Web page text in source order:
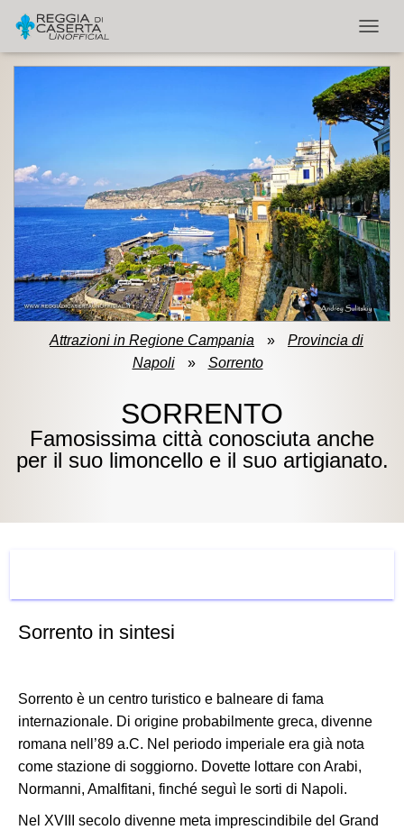
Attrazioni in Regione Campania »
Provincia di
Napoli
» Sorrento
SORRENTO
Famosissima città conosciuta anche
per il suo limoncello e il suo artigianato.
Sorrento in sintesi
Sorrento è un centro turistico e balneare di fama
internazionale. Di origine probabilmente greca, divenne
romana nell’89 a.C. Nel periodo imperiale era già nota
come stazione di soggiorno. Dovette lottare con Arabi,
Normanni, Amalfitani, finché seguì le sorti di Napoli.
Nel XVIII secolo divenne meta imprescindibile del Grand